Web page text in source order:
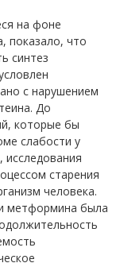
на фоне
показало, что
синтез
с нарушением
До
которые бы
слабости у
старения
человека.
метформина была